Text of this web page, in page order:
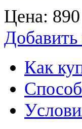
Цена:
Добавить
Как